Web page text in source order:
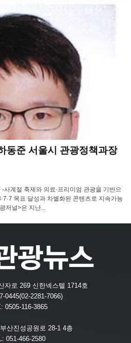
동준 서울시 관광정책과장
계절 축제와 의료·프리미엄 관광을 기반으
목표 달성과 차별화된 콘텐츠로 지속가능
저널>은 지난...
자로 269 신한넥스텔 1714호
0445(02-2281-7066)
0505-116-3865
산진성공원로 28-1 4층
051-466-2580